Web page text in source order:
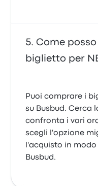
Come
biglietto per
Puoi comprare i
su Busbud. Cerca
confronta i vari
scegli l'opzione
l'acquisto in
Busbud.